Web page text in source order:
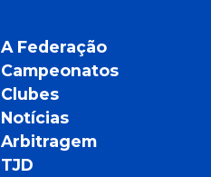
A Federação
Campeonatos
Clubes
Notícias
Arbitragem
TJD